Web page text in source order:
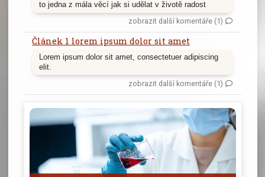
to jedna z mála věcí jak si udělat v životě radost
zobrazit další komentáře (1)
Článek 1 lorem ipsum dolor sit amet
Lorem ipsum dolor sit amet, consectetuer adipiscing
elit.
zobrazit další komentáře (1)